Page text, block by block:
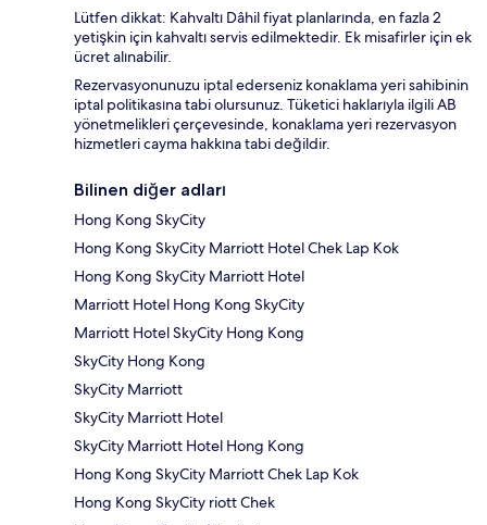
Lütfen dikkat: Kahvaltı Dâhil fiyat planlarında, en fazla 2
yetişkin için kahvaltı servis edilmektedir. Ek misafirler için ek
ücret alınabilir.
Rezervasyonunuzu iptal ederseniz konaklama yeri sahibinin
iptal politikasına tabi olursunuz. Tüketici haklarıyla ilgili AB
yönetmelikleri çerçevesinde, konaklama yeri rezervasyon
hizmetleri cayma hakkına tabi değildir.
Bilinen diğer adları
Hong Kong SkyCity
Hong Kong SkyCity Marriott Hotel Chek Lap Kok
Hong Kong SkyCity Marriott Hotel
Marriott Hotel Hong Kong SkyCity
Marriott Hotel SkyCity Hong Kong
SkyCity Hong Kong
SkyCity Marriott
SkyCity Marriott Hotel
SkyCity Marriott Hotel Hong Kong
Hong Kong SkyCity Marriott Chek Lap Kok
Hong Kong SkyCity riott Chek